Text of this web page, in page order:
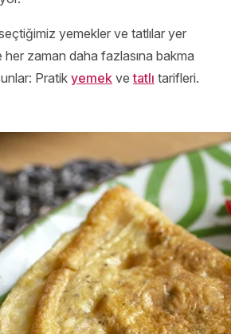
yemekler ve tatlılar yer
her zaman daha fazlasına bakma
Pratik yemek vetatlı tarifleri.